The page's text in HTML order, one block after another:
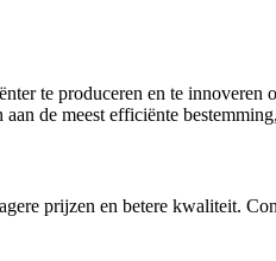
te produceren en te innoveren
de meest efficiënte
prijzen en betere kwaliteit.